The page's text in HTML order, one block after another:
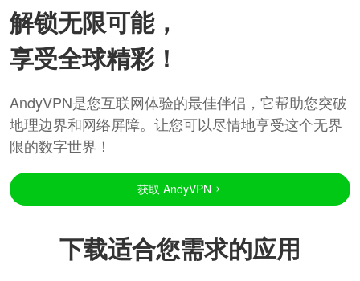
解锁无限可能，
享受全球精彩！
AndyVPN是您互联网体验的最佳伴侣，它帮助您突破
地理边界和网络屏障。让您可以尽情地享受这个无界
限的数字世界！
获取 AndyVPN
下载适合您需求的应用